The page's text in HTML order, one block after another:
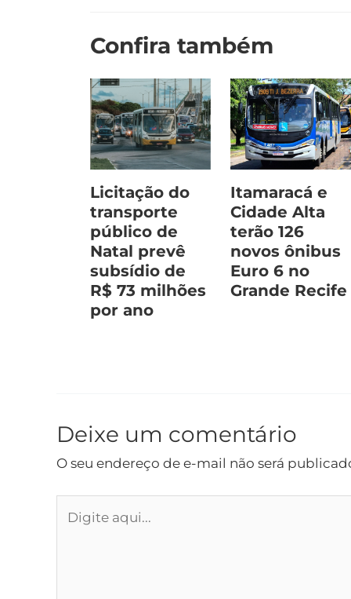
Confira também
Licitação do
transporte
público de
Natal prevê
subsídio de
R$ 73 milhões
por ano
Itamaracá e
Cidade Alta
terão 126
novos ônibus
Euro 6 no
Grande Recife
Deixe um comentário
O seu endereço de e-mail não será
aqui...